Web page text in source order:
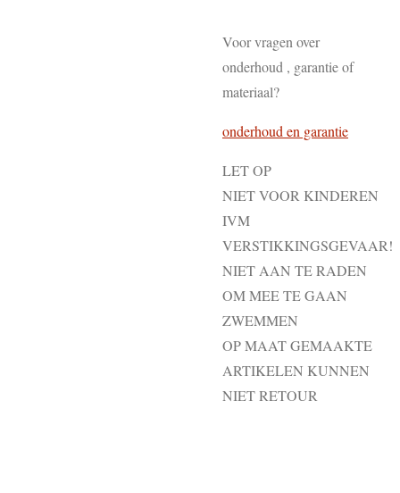
Voor vragen over
onderhoud , garantie of
materiaal?
onderhoud en garantie
LET OP
NIET VOOR KINDEREN
IVM
VERSTIKKINGSGEVAAR!
NIET AAN TE RADEN
OM MEE TE GAAN
ZWEMMEN
OP MAAT GEMAAKTE
ARTIKELEN KUNNEN
NIET RETOUR